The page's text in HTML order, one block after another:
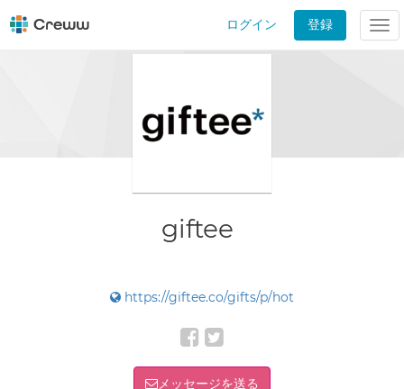
ログイン 登録
giftee
https://giftee.co/gifts/p/hot
メッセージを送る